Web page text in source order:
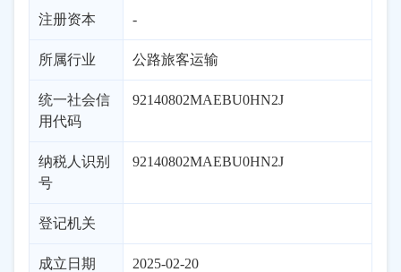
注册资本 -
所属行业 公路旅客运输
统一社会信
用代码
92140802MAEBU0HN2J
纳税人识别
号
92140802MAEBU0HN2J
登记机关
成立日期 2025-02-20